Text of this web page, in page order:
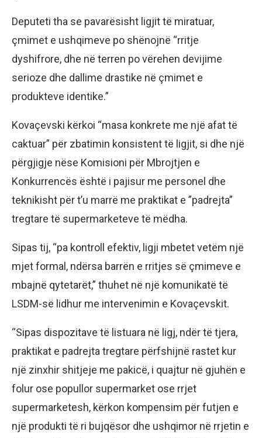
Deputeti tha se pavarësisht ligjit të miratuar,
çmimet e ushqimeve po shënojnë “rritje
dyshifrore, dhe në terren po vërehen devijime
serioze dhe dallime drastike në çmimet e
produkteve identike.”
Kovaçevski kërkoi “masa konkrete me një afat të
caktuar” për zbatimin konsistent të ligjit, si dhe një
përgjigje nëse Komisioni për Mbrojtjen e
Konkurrencës është i pajisur me personel dhe
teknikisht për t’u marrë me praktikat e ”padrejta”
tregtare të supermarketeve të mëdha.
Sipas tij, “pa kontroll efektiv, ligji mbetet vetëm një
mjet formal, ndërsa barrën e rritjes së çmimeve e
mbajnë qytetarët,” thuhet në një komunikatë të
LSDM-së lidhur me intervenimin e Kovaçevskit.
“Sipas dispozitave të listuara në ligj, ndër të tjera,
praktikat e padrejta tregtare përfshijnë rastet kur
një zinxhir shitjeje me pakicë, i quajtur në gjuhën e
folur ose popullor supermarket ose rrjet
supermarketesh, kërkon kompensim për futjen e
një produkti të ri bujqësor dhe ushqimor në rrjetin e